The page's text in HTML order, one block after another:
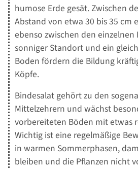
humose Erde gesät. Zwischen
Abstand von etwa 30 bis 35 cm
ebenso zwischen den einzelnen
sonniger Standort und ein
Boden fördern die Bildung
Köpfe.
Bindesalat gehört zu den
Mittelzehrern und wächst
vorbereiteten Böden mit etwas
Wichtig ist eine regelmäßige
in warmen Sommerphasen,
bleiben und die Pflanzen nicht